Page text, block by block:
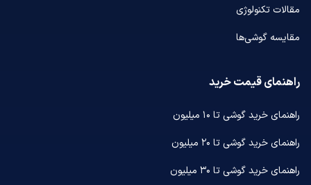
مقالات تکنولوژی
مقایسه گوشی‌ها
راهنمای قیمت خرید
راهنمای خرید گوشی تا ۱۰ میلیون
راهنمای خرید گوشی تا ۲۰ میلیون
راهنمای خرید گوشی تا ۳۰ میلیون